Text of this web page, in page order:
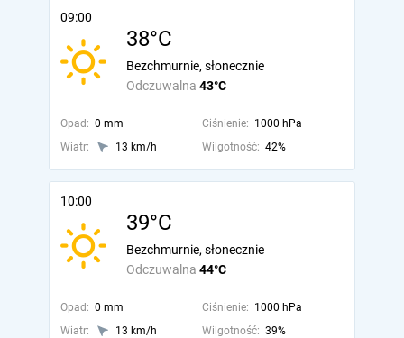
09:00
38°C
Odczuwalna 43°C
Bezchmurnie, słonecznie
Opad: 0 mm Ciśnienie: 1000 hPa
Wiatr:
13 km/h Wilgotność: 42%
10:00
39°C
Odczuwalna 44°C
Bezchmurnie, słonecznie
Opad: 0 mm Ciśnienie: 1000 hPa
Wiatr:
13 km/h Wilgotność: 39%